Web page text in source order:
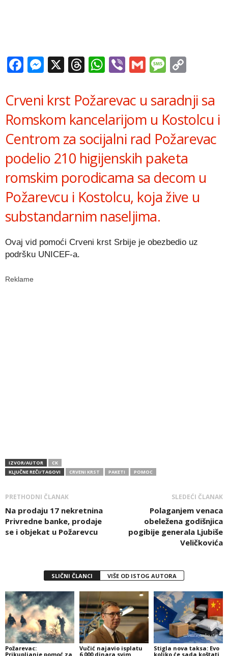
Facebook
Messenger
X Threads
WhatsApp
ViberGmail
Crveni krst Požarevac u saradnji sa
Romskom kancelarijom u Kostolcu i
Centrom za socijalni rad Požarevac
podelio 210 higijenskih paketa
romskim porodicama sa decom u
Požarevcu i Kostolcu, koja žive u
substandarnim naseljima.
Ovaj vid pomoći Crveni krst Srbije je obezbedio uz
podršku UNICEF-a.
Reklame
IZVOR/AUTOR
CK
KLJUČNE REČI/TAGOVI
CRVENI KRST PAKETI POMOC
PRETHODNI ČLANAK
Na prodaju 17 nekretnina
Privredne banke, prodaje
se i objekat u Požarevcu
SLEDEĆI ČLANAK
Polaganjem venaca
obeležena godišnjica
pogibije generala Ljubiše
Veličkovića
SLIČNI ČLANCI VIŠE OD ISTOG AUTORA
Požarevac:
Prikupljanje pomoć za
Vučić najavio isplatu
6.000 dinara svim
Stigla nova taksa: Evo
koliko će sada koštati